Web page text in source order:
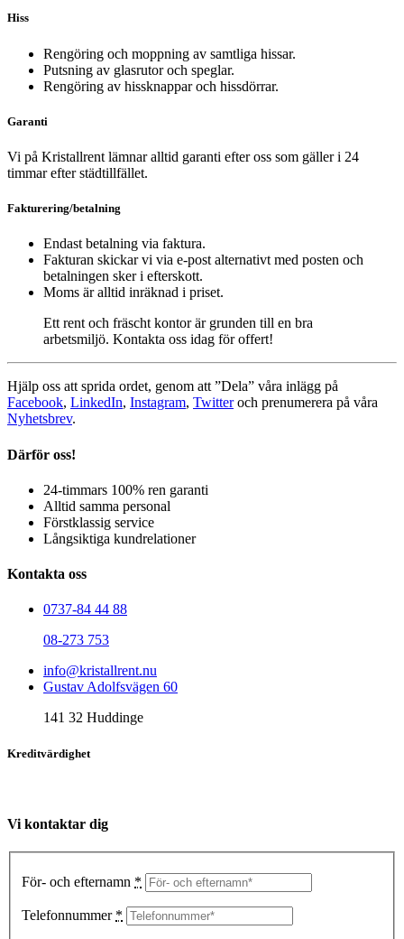
Hiss
Rengöring och moppning av samtliga hissar.
Putsning av glasrutor och speglar.
Rengöring av hissknappar och hissdörrar.
Garanti
Vi på Kristallrent lämnar alltid garanti efter oss som gäller i 24
timmar efter städtillfället.
Fakturering/betalning
Endast betalning via faktura.
Fakturan skickar vi via e-post alternativt med posten och
betalningen sker i efterskott.
Moms är alltid inräknad i priset.
Ett rent och fräscht kontor är grunden till en bra
arbetsmiljö. Kontakta oss idag för offert!
Hjälp oss att sprida ordet, genom att ”Dela” våra inlägg på
Facebook, LinkedIn, Instagram, Twitteroch prenumerera på våra
Nyhetsbrev.
Därför oss!
24-timmars 100% ren garanti
Alltid samma personal
Förstklassig service
Långsiktiga kundrelationer
Kontakta oss
0737-84 44 88
08-273 753
info@kristallrent.nu
Gustav Adolfsvägen 60
141 32 Huddinge
Kreditvärdighet
Vi kontaktar dig
För- och efternamn *
Telefonnummer *